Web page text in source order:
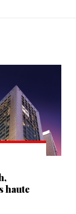
haute